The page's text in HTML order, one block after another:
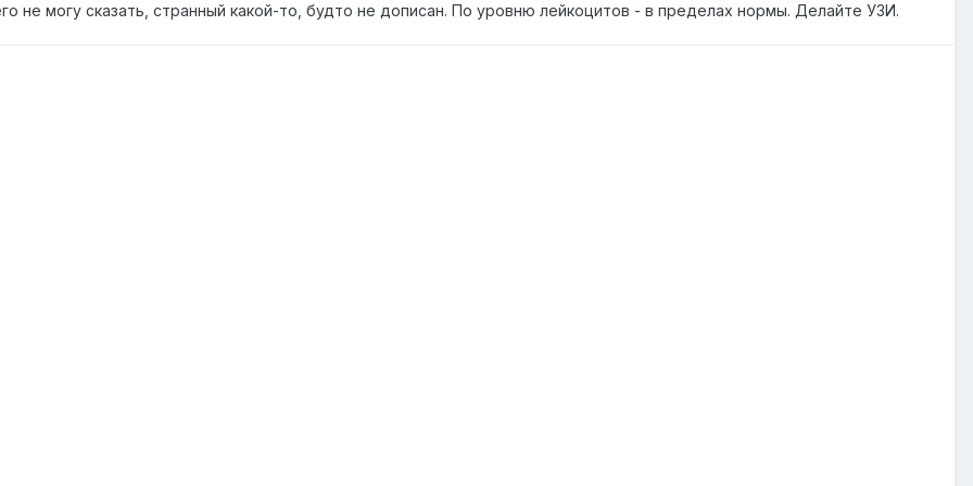
не могу сказать, странный какой-то, будто не дописан. По уровню лейкоцитов - в пределах нормы. Делайте УЗИ.